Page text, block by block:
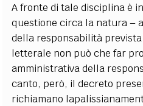
A fronte di tale disciplina è
questione circa la natura –
della responsabilità prevista
letterale non può che far
amministrativa della
canto, però, il decreto
richiamano